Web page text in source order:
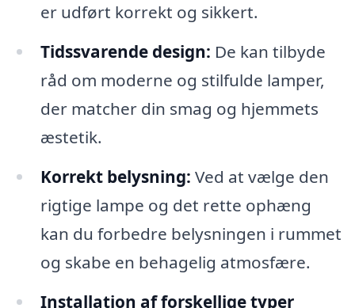
er udført korrekt og sikkert.
Tidssvarende design: De kan tilbyde
råd om moderne og stilfulde lamper,
der matcher din smag og hjemmets
æstetik.
Korrekt belysning: Ved at vælge den
rigtige lampe og det rette ophæng
kan du forbedre belysningen i rummet
og skabe en behagelig atmosfære.
Installation af forskellige typer